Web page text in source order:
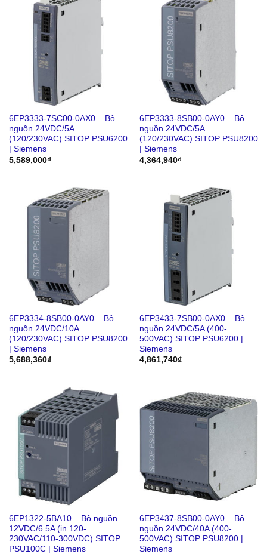
6EP3333-7SC00-0AX0 – Bộ
nguồn 24VDC/5A
(120/230VAC) SITOP PSU6200
| Siemens
5,589,000₫
6EP3333-8SB00-0AY0 – Bộ
nguồn 24VDC/5A
(120/230VAC) SITOP PSU8200
| Siemens
4,364,940₫
6EP3334-8SB00-0AY0 – Bộ
nguồn 24VDC/10A
(120/230VAC) SITOP PSU8200
| Siemens
5,688,360₫
6EP3433-7SB00-0AX0 – Bộ
nguồn 24VDC/5A (400-
500VAC) SITOP PSU6200 |
Siemens
4,861,740₫
6EP1322-5BA10 – Bộ nguồn
12VDC/6.5A (in 120-
230VAC/110-300VDC) SITOP
PSU100C | Siemens
6EP3437-8SB00-0AY0 – Bộ
nguồn 24VDC/40A (400-
500VAC) SITOP PSU8200 |
Siemens